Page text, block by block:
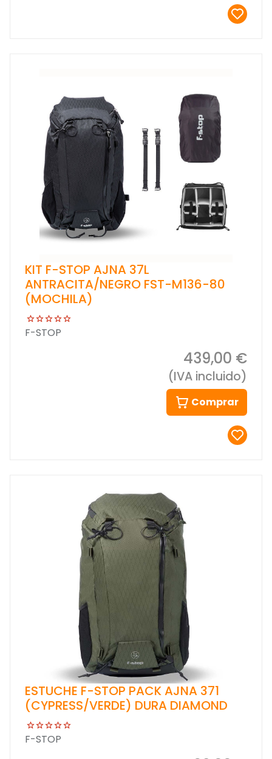
KIT F-STOP AJNA 37L
ANTRACITA/NEGRO FST-M136-80
(MOCHILA)
F-STOP
439,00 €
(IVA incluido)
Comprar
ESTUCHE F-STOP PACK AJNA 371
(CYPRESS/VERDE) DURA DIAMOND
F-STOP